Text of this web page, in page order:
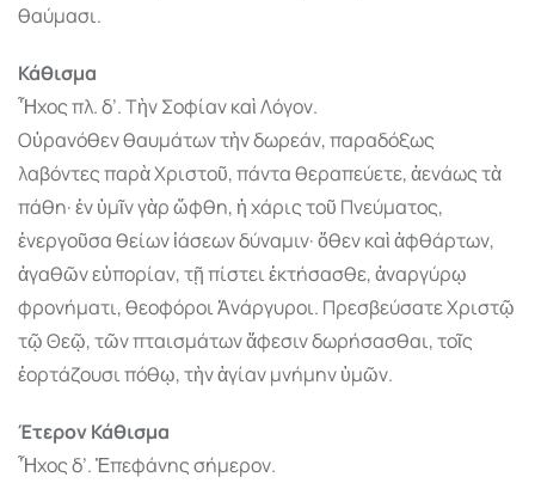
θαύμασι.
Κάθισμα
Ἦχος πλ. δ’. Τὴν Σοφίαν καὶ Λόγον.
Οὐρανόθεν θαυμάτων τὴν δωρεάν, παραδόξως
λαβόντες παρὰ Χριστοῦ, πάντα θεραπεύετε, ἀενάως τὰ
πάθη· ἐν ὑμῖν γὰρ ὤφθη, ἡ χάρις τοῦ Πνεύματος,
ἐνεργοῦσα θείων ἰάσεων δύναμιν· ὅθεν καὶ ἀφθάρτων,
ἀγαθῶν εὐπορίαν, τῇ πίστει ἐκτήσασθε, ἀναργύρῳ
φρονήματι, θεοφόροι Ἀνάργυροι. Πρεσβεύσατε Χριστῷ
τῷ Θεῷ, τῶν πταισμάτων ἄφεσιν δωρήσασθαι, τοῖς
ἑορτάζουσι πόθῳ, τὴν ἁγίαν μνήμην ὑμῶν.
Έτερον Κάθισμα
Ἦχος δ’. Ἐπεφάνης σήμερον.